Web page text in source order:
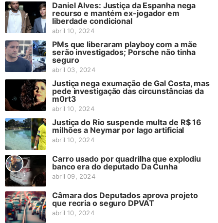
Daniel Alves: Justiça da Espanha nega
recurso e mantém ex-jogador em
liberdade condicional
abril 10, 2024
PMs que liberaram playboy com a mãe
serão investigados; Porsche não tinha
seguro
abril 03, 2024
Justiça nega exumação de Gal Costa, mas
pede investigação das circunstâncias da
m0rt3
abril 10, 2024
Justiça do Rio suspende multa de R$ 16
milhões a Neymar por lago artificial
abril 10, 2024
Carro usado por quadrilha que explodiu
banco era do deputado Da Cunha
abril 09, 2024
Câmara dos Deputados aprova projeto
que recria o seguro DPVAT
abril 10, 2024